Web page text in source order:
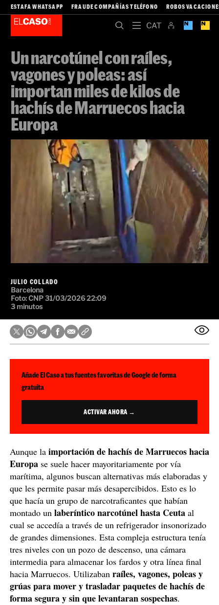
ESTAFA WHATSAPP FRAUDE COMPAÑÍAS TELÉFONO ROBOS
Un narcotúnel con raíles,
vagones y poleas: así
importan miles de kilos de
hachís de Marruecos hacia
Europa
JULIO COLLADO
Barcelona
Foto: CNP31/03/2026 22:09
3 minutos
Añade El Caso a tus fuentes favoritas de Google de forma
gratuita
ACTIVAR AHORA →
Aunque la importación de hachís de Marruecos hacia
Europa se suele hacer mayoritariamente por vía
marítima, algunos buscan alternativas más elaboradas y
que les permite pasar más desapercibidos. Esto es lo
que hacía un grupo de narcotraficantes que habían
montado un laberíntico narcotúnel hasta Ceuta al
cual se accedía a través de un refrigerador insonorizado
de grandes dimensiones. Esta compleja estructura tenía
tres niveles con un pozo de descenso, una cámara
intermedia para almacenar los fardos y otra línea final
hacia Marruecos. Utilizaban raíles, vagones, poleas y
grúas para mover y trasladar paquetes de hachís de
forma segura y sin que levantaran sospechas.